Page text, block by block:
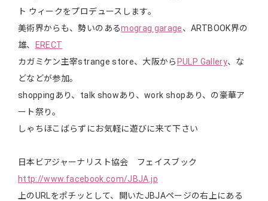
ト ウィークをプロデュースします。
美術界からも、勢いのあるmograg garage、ARTBOOK界の
雄、
ERECT
カガミケン主宰strange store、大阪から PULP Gallery、な
どなどが参加。
shoppingあり、talk showあり、work shopあり、の豪華ア
ート祭り。
しゃちほこばらずにお気軽に遊びに来て下さい
日本ビアジャーナリスト協会 フェイスブック
http://www.facebook.com/JBJA.jp
上のURLをポチッとして、開いたJBJAページの右上にある